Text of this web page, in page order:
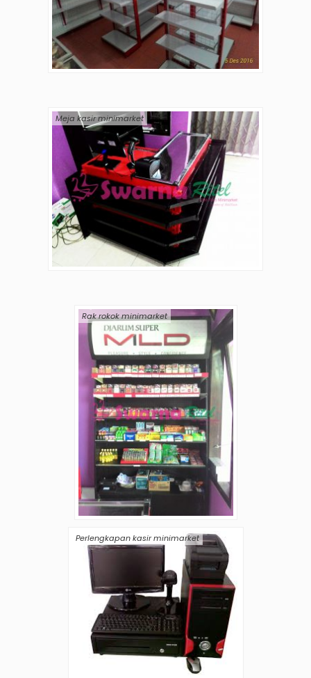
Meja kasir minimarket
Rak rokok minimarket
Perlengkapan kasir minimarket